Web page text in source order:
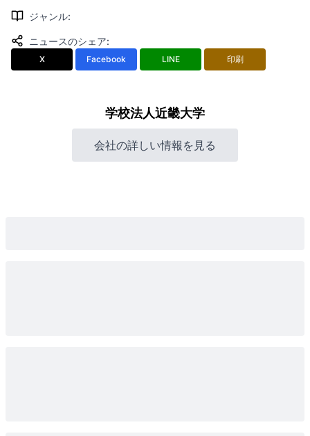
ジャンル:
ニュースのシェア:
X Facebook LINE 印刷
学校法人近畿大学
会社の詳しい情報を見る